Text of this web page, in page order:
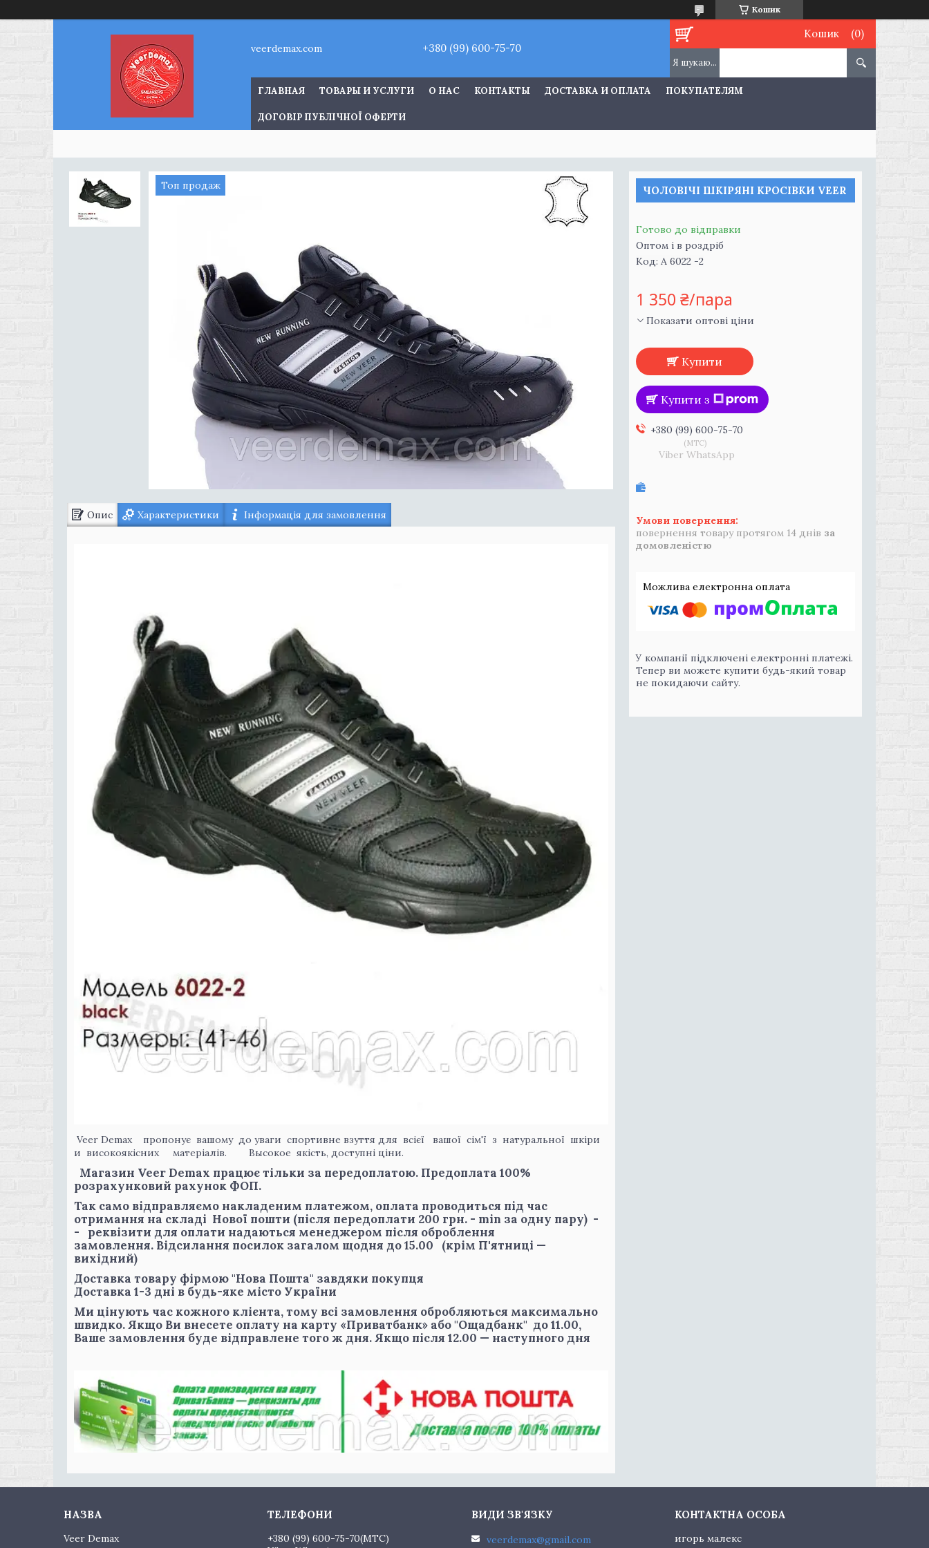
Кошик
veerdemax.com +380 (99) 600-75-70
Кошик
ГЛАВНАЯ ТОВАРЫ И УСЛУГИ О НАС КОНТАКТЫ ДОСТАВКА И ОПЛАТА ПОКУПАТЕЛЯМ
ДОГОВІР ПУБЛІЧНОЇ ОФЕРТИ
Топ продаж
Опис Характеристики Інформація для замовлення
Veer Demax пропонує вашому до уваги спортивне взуття для всієї вашої сім'ї з натуральної шкіри
и високоякісних матеріалів. Высокое якість, доступні ціни.
Магазин Veer Demax працює тільки за передоплатою. Предоплата 100%
розрахунковий рахунок ФОП.
Так само відправляємо накладеним платежом, оплата проводиться під час
отримання на складі Нової пошти (після передоплати 200 грн. - min за одну пару) -
- реквізити для оплати надаються менеджером після оброблення
замовлення. Відсилання посилок загалом щодня до 15.00 (крім П'ятниці —
вихідний)
Доставка товару фірмою "Нова Пошта" завдяки покупця
Доставка 1-3 дні в будь-яке місто України
Ми цінують час кожного клієнта, тому всі замовлення обробляються максимально
швидко. Якщо Ви внесете оплату на карту «Приватбанк» або "Ощадбанк" до 11.00,
Ваше замовлення буде відправлене того ж дня. Якщо після 12.00 — наступного дня
ЧОЛОВІЧІ ШКІРЯНІ КРОСІВКИ VEER
Готово до відправки
Оптом і в роздріб
Код: А 6022 -2
1 350 ₴/пара
Показати оптові ціни
Купити
Купити з
+380 (99) 600-75-70
MTC
Viber WhatsApp
повернення товару протягом 14 днів за
домовленістю
У компанії підключені електронні платежі.
Тепер ви можете купити будь-який товар
не покидаючи сайту.
Veer Demax +380 (99) 600-75-70 MTC
veerdemax@gmail.com игорь малекс